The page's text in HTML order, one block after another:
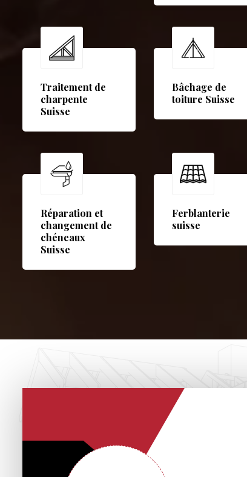
Traitement de
charpente
Suisse
Bâchage de
toiture Suisse
Réparation et
changement de
chéneaux
Suisse
Ferblanterie
suisse